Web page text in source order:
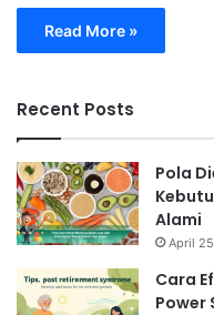
Read More »
Recent Posts
Pola
Alami
April
Cara
Power